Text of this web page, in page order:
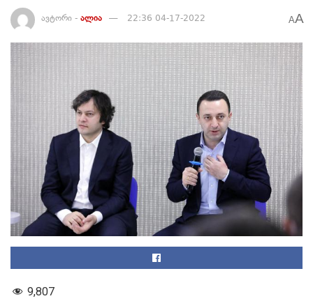
ავტორი - ალია 22:36 04-17-2022 AA
9,807